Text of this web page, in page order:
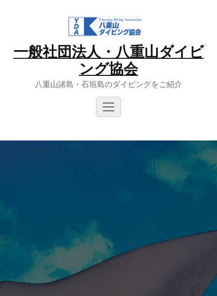
一般社団法人・八重山ダイビ
ング協会
八重山諸島・石垣島のダイビングをご紹介